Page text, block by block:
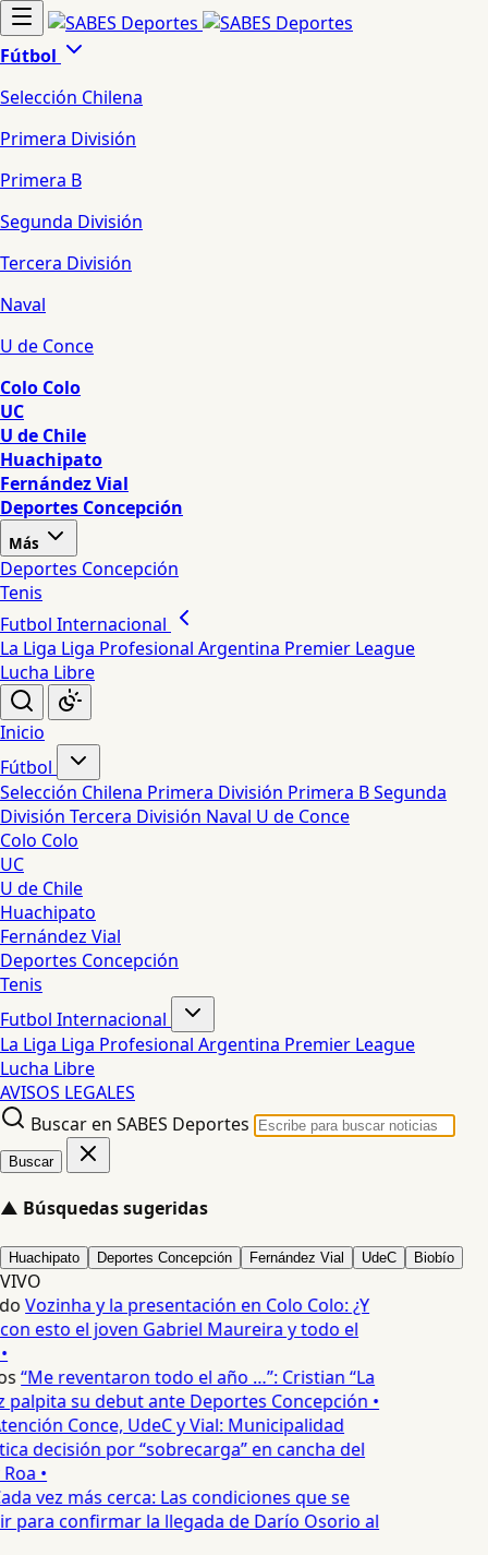
Fútbol
Selección Chilena
Primera División
Primera B
Segunda División
Tercera División
Naval
U de Conce
Colo Colo
UC
U de Chile
Huachipato
Fernández Vial
Deportes Concepción
Más
Deportes Concepción
Tenis
Futbol Internacional
La Liga Liga Profesional Argentina Premier League
Lucha Libre
Inicio
Fútbol
Selección Chilena Primera División Primera BSegunda
División Tercera División Naval U de Conce
Colo Colo
UC
U de Chile
Huachipato
Fernández Vial
Deportes Concepción
Tenis
Futbol Internacional
La Liga Liga Profesional Argentina Premier League
Lucha Libre
AVISOS LEGALES
Buscar en SABES Deportes
Buscar
▲ Búsquedas sugeridas
Huachipato Deportes Concepción Fernández Vial UdeC Biobío
VIVO
Vozinha y la presentación en Colo Colo: ¿Y
esto el joven Gabriel Maureira y todo el
“Me reventaron todo el año …”: Cristian “La
palpita su debut ante Deportes Concepción •
Conce, UdeC y Vial: Municipalidad
decisión por “sobrecarga” en cancha del
•
vez más cerca: Las condiciones que se
para confirmar la llegada de Darío Osorio al